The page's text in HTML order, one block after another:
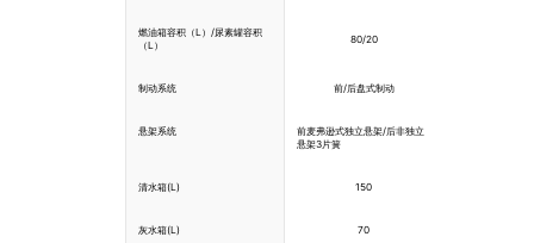
燃油箱容积（L）/尿素罐容积
（L）
80/20
制动系统 前/后盘式制动
悬架系统
前麦弗逊式独立悬架/后非独立
悬架3片簧
清水箱(L) 150
灰水箱(L) 70